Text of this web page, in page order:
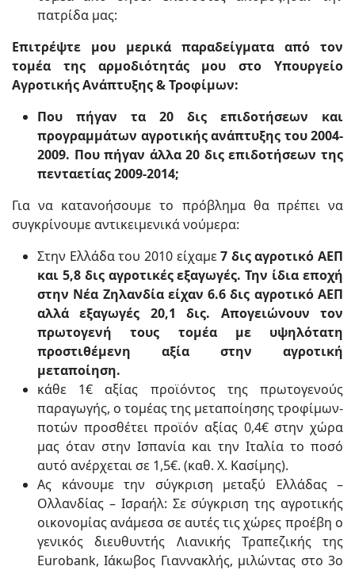
πατρίδα μας:
Επιτρέψτε μου μερικά παραδείγματα από τον
τομέα της αρμοδιότητάς μου στο Υπουργείο
Αγροτικής Ανάπτυξης & Τροφίμων:
Που πήγαν τα 20 δις επιδοτήσεων και
προγραμμάτων αγροτικής ανάπτυξης του 2004-
2009. Που πήγαν άλλα 20 δις επιδοτήσεων της
πενταετίας 2009-2014;
Για να κατανοήσουμε το πρόβλημα θα πρέπει να
συγκρίνουμε αντικειμενικά νούμερα:
Στην Ελλάδα του 2010 είχαμε7 δις αγροτικό ΑΕΠ
και 5,8 δις αγροτικές εξαγωγές. Την ίδια εποχή
στην Νέα Ζηλανδία είχαν 6.6 δις αγροτικό ΑΕΠ
αλλά εξαγωγές 20,1 δις. Απογειώνουν τον
πρωτογενή τους τομέα με υψηλότατη
προστιθέμενη αξία στην αγροτική
μεταποίηση.
κάθε 1€ αξίας προϊόντος της πρωτογενούς
παραγωγής, ο τομέας της μεταποίησης τροφίμων-
ποτών προσθέτει προϊόν αξίας 0,4€ στην χώρα
μας όταν στην Ισπανία και την Ιταλία το ποσό
αυτό ανέρχεται σε 1,5€. (καθ. Χ. Κασίμης).
Ας κάνουμε την σύγκριση μεταξύ Ελλάδας –
Ολλανδίας – Ισραήλ: Σε σύγκριση της αγροτικής
οικονομίας ανάμεσα σε αυτές τις χώρες προέβη ο
γενικός διευθυντής Λιανικής Τραπεζικής της
Eurobank, Ιάκωβος Γιαννακλής, μιλώντας στο 3ο